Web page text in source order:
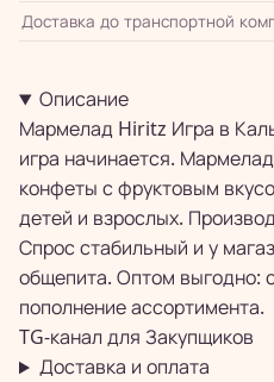
Доставка до транспортной
Описание
Мармелад Hiritz Игра в
игра начинается.
конфеты с фруктовым
детей и взрослых.
Спрос стабильный и у
общепита. Оптом выгодно:
пополнение ассортимента.
TG-канал для Закупщиков
Доставка и оплата